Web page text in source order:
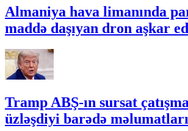
Almaniya hava limanında
maddə daşıyan dron aşkar
Tramp ABŞ-ın sursat
üzləşdiyi barədə